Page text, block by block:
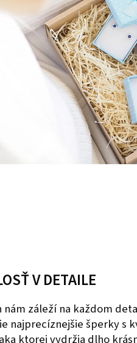
V DETAILE
nám záleží na každom
najprecíznejšie šperky s
ktorej vydržia dlho